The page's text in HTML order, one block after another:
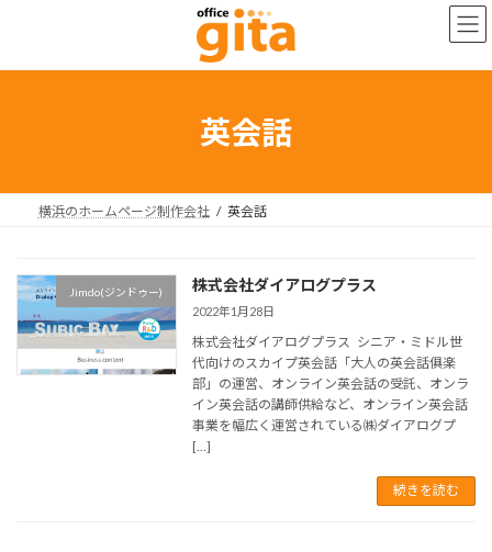
ン
ー
英会話
横浜のホームページ制作会社 英会話
Jimdo(ジンドゥー) 株式会社ダイアログプラス
2022年1月28日
株式会社ダイアログプラス シニア・ミドル世
代向けのスカイプ英会話「大人の英会話俱楽
部」の運営、オンライン英会話の受託、オンラ
イン英会話の講師供給など、オンライン英会話
事業を幅広く運営されている㈱ダイアログプ
[…]
続きを読む